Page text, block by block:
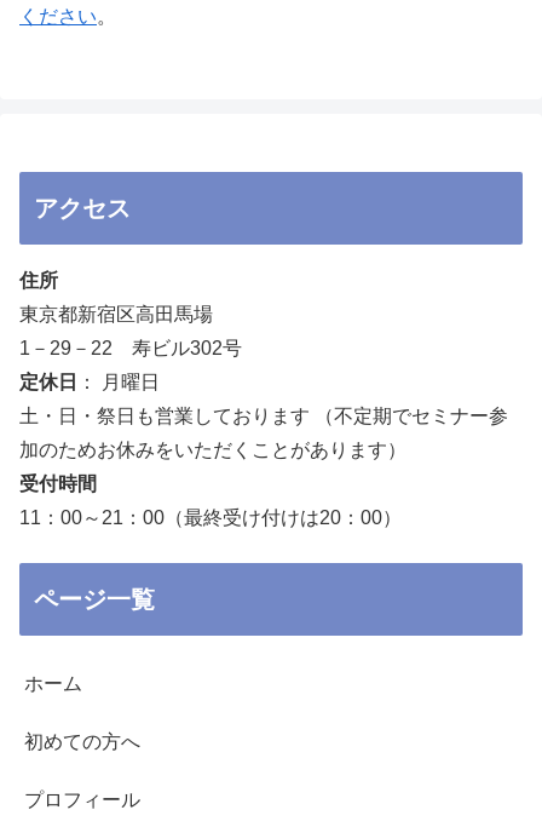
ください。
アクセス
住所
東京都新宿区高田馬場
1－29－22 寿ビル302号
定休日
： 月曜日
土・日・祭日も営業しております （不定期でセミナー参
加のためお休みをいただくことがあります）
受付時間
11：00～21：00（最終受け付けは20：00）
ページ一覧
ホーム
初めての方へ
プロフィール